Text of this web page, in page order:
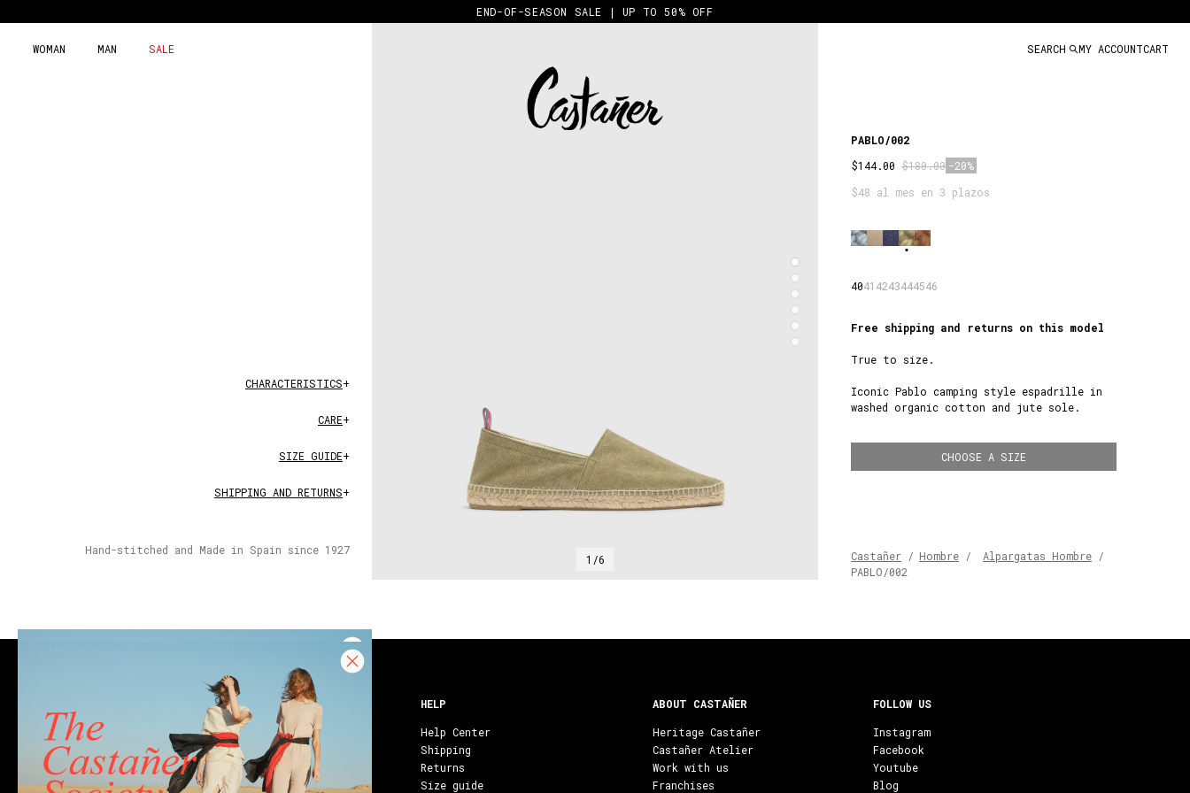
to
END-OF-SEASON SALE | UP TO 50% OFF
WOMAN MAN SALE SEARCH MY ACCOUNTCART
CHARACTERISTICS+
CARE+
SIZE GUIDE+
SHIPPING AND RETURNS+
Hand-stitched and Made in Spain since 1927
1/6
PABLO/002
$144.00 $180.00 -20%
$48 al mes en 3 plazos
4041 4243444546
Free shipping and returns on this model
True to size.
Iconic Pablo camping style espadrille in
washed organic cotton and jute sole.
CHOOSE A SIZE
Castañer / Hombre / Alpargatas Hombre /
PABLO/002
CONTACT
Email
Chat
HELP
Help Center
Shipping
Returns
Size guide
ABOUT CASTAÑER
Heritage Castañer
Castañer Atelier
Work with us
Franchises
FOLLOW US
Instagram
Facebook
Youtube
Blog